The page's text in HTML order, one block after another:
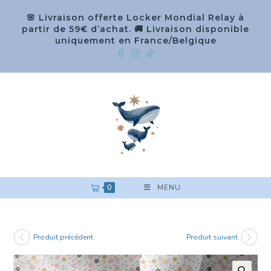
🌸 Livraison offerte Locker Mondial Relay à
partir de 59€ d’achat. 🚚 Livraison disponible
uniquement en France/Belgique
0 MENU
Produit précédent Produit suivant